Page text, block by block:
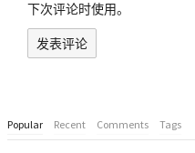
下次评论时使用。
Popular Recent Comments Tags